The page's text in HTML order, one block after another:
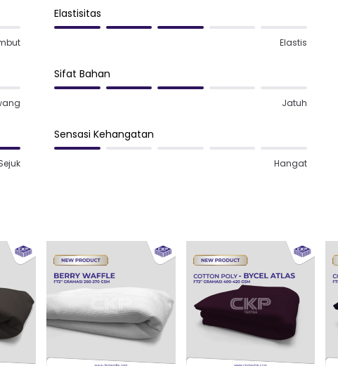
Elastisitas
Elastis
Sifat Bahan
Jatuh
Sensasi Kehangatan
Hangat